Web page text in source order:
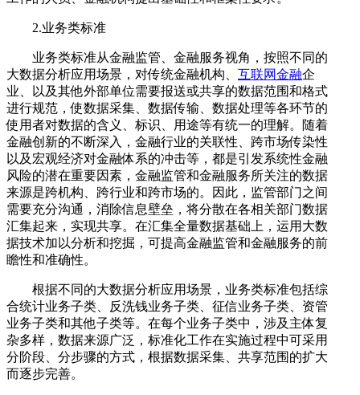
2.业务类标准
‍业务类标准从金融监管、金融服务视角，按照不同的
大数据分析应用场景，对传统金融机构、 互联网金融企
业、以及其他外部单位需要报送或共享的数据范围和格式
进行规范，使数据采集、数据传输、数据处理等各环节的
使用者对数据的含义、标识、用途等有统一的理解。随着
金融创新的不断深入，金融行业的关联性、跨市场传染性
以及宏观经济对金融体系的冲击等，都是引发系统性金融
风险的潜在重要因素，金融监管和金融服务所关注的数据
来源是跨机构、跨行业和跨市场的。因此，监管部门之间
需要充分沟通，消除信息壁垒，将分散在各相关部门数据
汇集起来，实现共享。在汇集全量数据基础上，运用大数
据技术加以分析和挖掘，可提高金融监管和金融服务的前
瞻性和准确性。
根据不同的大数据分析应用场景，业务类标准包括综
合统计业务子类、反洗钱业务子类、征信业务子类、资管
业务子类和其他子类等。在每个业务子类中，涉及主体复
杂多样，数据来源广泛，标准化工作在实施过程中可采用
分阶段、分步骤的方式，根据数据采集、共享范围的扩大
而逐步完善。